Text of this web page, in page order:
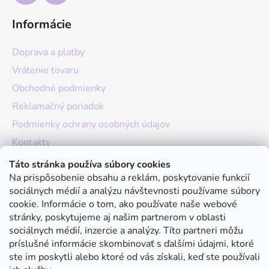
Táto stránka používa súbory cookies
Na prispôsobenie obsahu a reklám, poskytovanie funkcií
sociálnych médií a analýzu návštevnosti používame súbory
cookie. Informácie o tom, ako používate naše webové
stránky, poskytujeme aj našim partnerom v oblasti
sociálnych médií, inzercie a analýzy. Títo partneri môžu
príslušné informácie skombinovať s ďalšími údajmi, ktoré
ste im poskytli alebo ktoré od vás získali, keď ste používali
Informácie
Doprava a platby
Vrátenie tovaru
Obchodné podmienky
Reklamačný poriadok
Podmienky ochrany osobných údajov
Kontakty
O nás
Hodnotenie obchodu
Moja objednávka
Instagram